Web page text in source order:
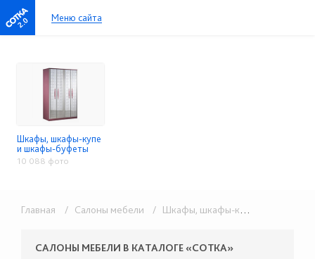
2.0 Меню сайта
Шкафы, шкафы-купе
и шкафы-буфеты
10 088 фото
Главная / Салоны мебели / Шкафы, шкафы-купе и шкафы-буфеты
САЛОНЫ МЕБЕЛИ В КАТАЛОГЕ «СОТКА»